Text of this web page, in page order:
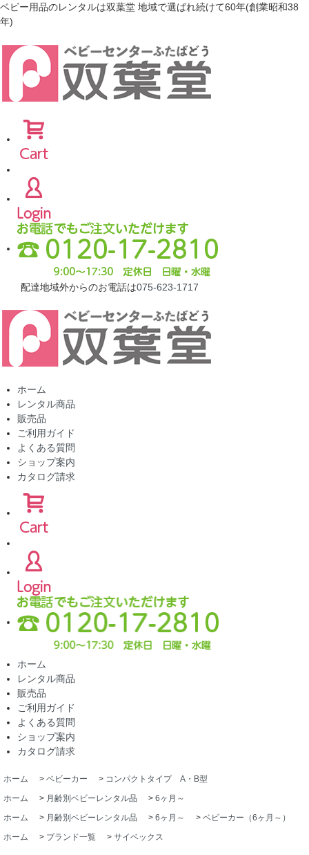
ベビー用品のレンタルは双葉堂 地域で選ばれ続けて60年(創業昭和38
年)
配達地域外からのお電話は075-623-1717
ホーム
レンタル商品
販売品
ご利用ガイド
よくある質問
ショップ案内
カタログ請求
ホーム
レンタル商品
販売品
ご利用ガイド
よくある質問
ショップ案内
カタログ請求
ホーム > ベビーカー > コンパクトタイプ A・B型
ホーム
> 月齢別ベビーレンタル品 > 6ヶ月～
ホーム
> 月齢別ベビーレンタル品 > 6ヶ月～ > ベビーカー（6ヶ月～）
ホーム
> ブランド一覧 > サイベックス